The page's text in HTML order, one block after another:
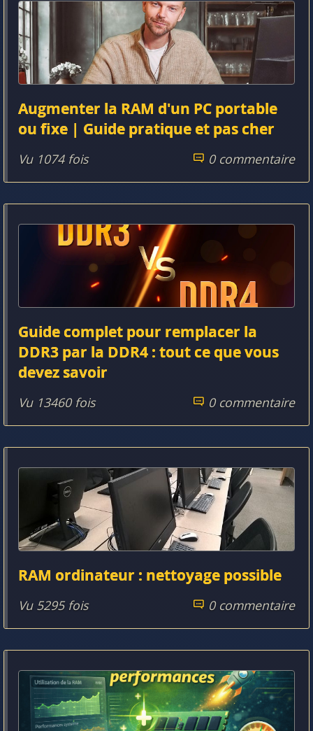
Augmenter la RAM d'un PC portable
ou fixe | Guide pratique et pas cher
Vu 1074 fois 0 commentaire
Guide complet pour remplacer la
DDR3 par la DDR4 : tout ce que vous
devez savoir
Vu 13460 fois 0 commentaire
RAM ordinateur : nettoyage possible
Vu 5295 fois 0 commentaire